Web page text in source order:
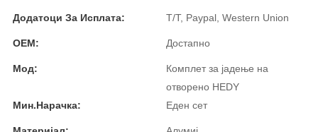
bahasa Indonesia
Sundanese
Türkçe
فارسی
Додатоци За Исплата: T/T, Paypal, Western Union
OEM: Достапно
Мод:
Комплет за јадење на
отворено HEDY
Мин.Нарачка:
Еден сет